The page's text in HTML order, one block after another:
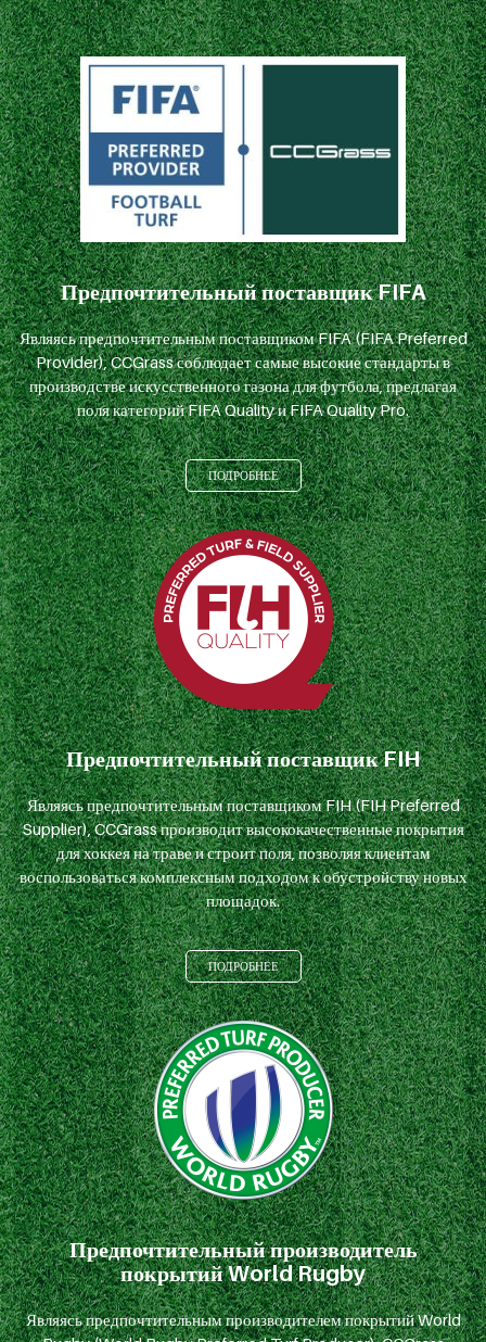
Предпочтительный поставщик FIFA
Являясь предпочтительным поставщиком FIFA (FIFA Preferred
Provider), CCGrass соблюдает самые высокие стандарты в
производстве искусственного газона для футбола, предлагая
поля категорий FIFA Quality и FIFA Quality Pro.
ПОДРОБНЕЕ
Предпочтительный поставщик FIH
Являясь предпочтительным поставщиком FIH (FIH Preferred
Supplier), CCGrass производит высококачественные покрытия
для хоккея на траве и строит поля, позволяя клиентам
воспользоваться комплексным подходом к обустройству новых
площадок.
ПОДРОБНЕЕ
Предпочтительный производитель
покрытий World Rugby
Являясь предпочтительным производителем покрытий World